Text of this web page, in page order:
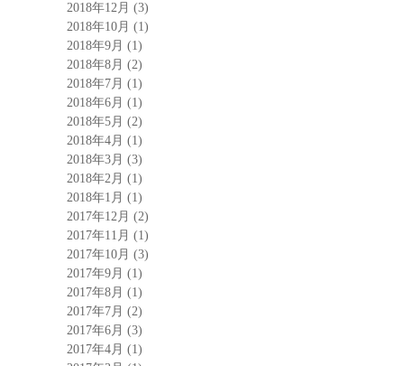
2018年12月 (3)
2018年10月 (1)
2018年9月 (1)
2018年8月 (2)
2018年7月 (1)
2018年6月 (1)
2018年5月 (2)
2018年4月 (1)
2018年3月 (3)
2018年2月 (1)
2018年1月 (1)
2017年12月 (2)
2017年11月 (1)
2017年10月 (3)
2017年9月 (1)
2017年8月 (1)
2017年7月 (2)
2017年6月 (3)
2017年4月 (1)